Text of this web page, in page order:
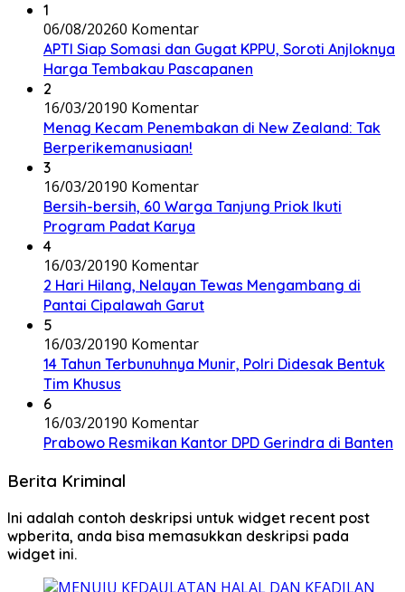
1
06/08/20260 Komentar
APTI Siap Somasi dan Gugat KPPU, Soroti Anjloknya
Harga Tembakau Pascapanen
2
16/03/20190 Komentar
Menag Kecam Penembakan di New Zealand: Tak
Berperikemanusiaan!
3
16/03/20190 Komentar
Bersih-bersih, 60 Warga Tanjung Priok Ikuti
Program Padat Karya
4
16/03/20190 Komentar
2 Hari Hilang, Nelayan Tewas Mengambang di
Pantai Cipalawah Garut
5
16/03/20190 Komentar
14 Tahun Terbunuhnya Munir, Polri Didesak Bentuk
Tim Khusus
6
16/03/20190 Komentar
Prabowo Resmikan Kantor DPD Gerindra di Banten
Berita Kriminal
Ini adalah contoh deskripsi untuk widget recent post
wpberita, anda bisa memasukkan deskripsi pada
widget ini.